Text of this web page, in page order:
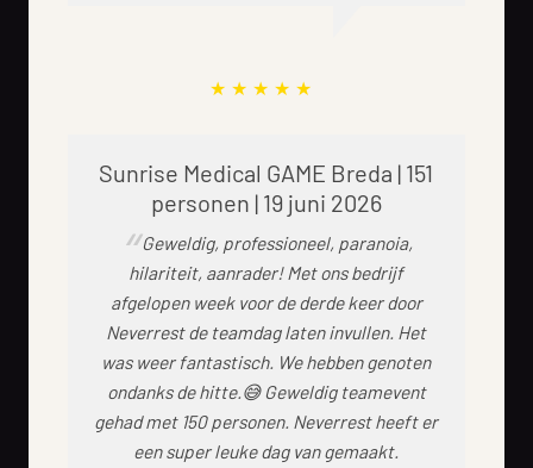
Sunrise Medical GAME Breda | 151
personen | 19 juni 2026
Geweldig, professioneel, paranoia,
hilariteit, aanrader! Met ons bedrijf
afgelopen week voor de derde keer door
Neverrest de teamdag laten invullen. Het
was weer fantastisch. We hebben genoten
ondanks de hitte.😅 Geweldig teamevent
gehad met 150 personen. Neverrest heeft er
een super leuke dag van gemaakt.